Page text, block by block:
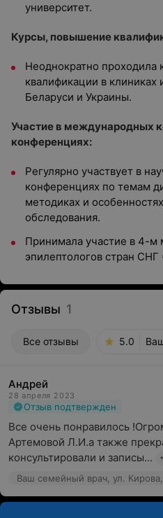
университет.
Курсы, повышение
Неоднократно проходила
квалификации в
Беларуси и Украины.
Участие в международных
конференциях:
Регулярно участвует в
конференциях по темам
методиках и
обследования.
Принимала участие в 4-
эпилептологов стран СНГ
Отзывы 1
Все отзывы 5.0
Андрей
28 апреля 2023
Отзыв подтвержден
Все очень понравилось
Артемовой Л.И.а также
консультировали и записы...
Ваш семейный врач, ул.